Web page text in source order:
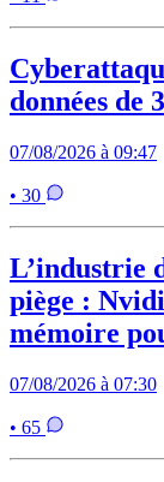
données de
07/08/2026 à 09:47
• 30
L’industrie
piège :
mémoire
07/08/2026 à 07:30
• 65